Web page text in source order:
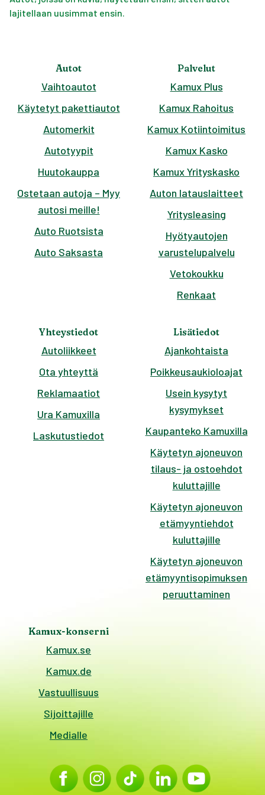
lajitellaan uusimmat ensin.
Autot
Vaihtoautot
Käytetyt pakettiautot
Automerkit
Autotyypit
Huutokauppa
Ostetaan autoja – Myy
autosi meille!
Auto Ruotsista
Auto Saksasta
Palvelut
Kamux Plus
Kamux Rahoitus
Kamux Kotiintoimitus
Kamux Kasko
Kamux Yrityskasko
Auton latauslaitteet
Yritysleasing
Hyötyautojen
varustelupalvelu
Vetokoukku
Renkaat
Yhteystiedot
Autoliikkeet
Ota yhteyttä
Reklamaatiot
Ura Kamuxilla
Laskutustiedot
Lisätiedot
Ajankohtaista
Poikkeusaukioloajat
Usein kysytyt
kysymykset
Kaupanteko Kamuxilla
Käytetyn ajoneuvon
tilaus- ja ostoehdot
kuluttajille
Käytetyn ajoneuvon
etämyyntiehdot
kuluttajille
Käytetyn ajoneuvon
etämyyntisopimuksen
peruuttaminen
Kamux-konserni
Kamux.se
Kamux.de
Vastuullisuus
Sijoittajille
Medialle